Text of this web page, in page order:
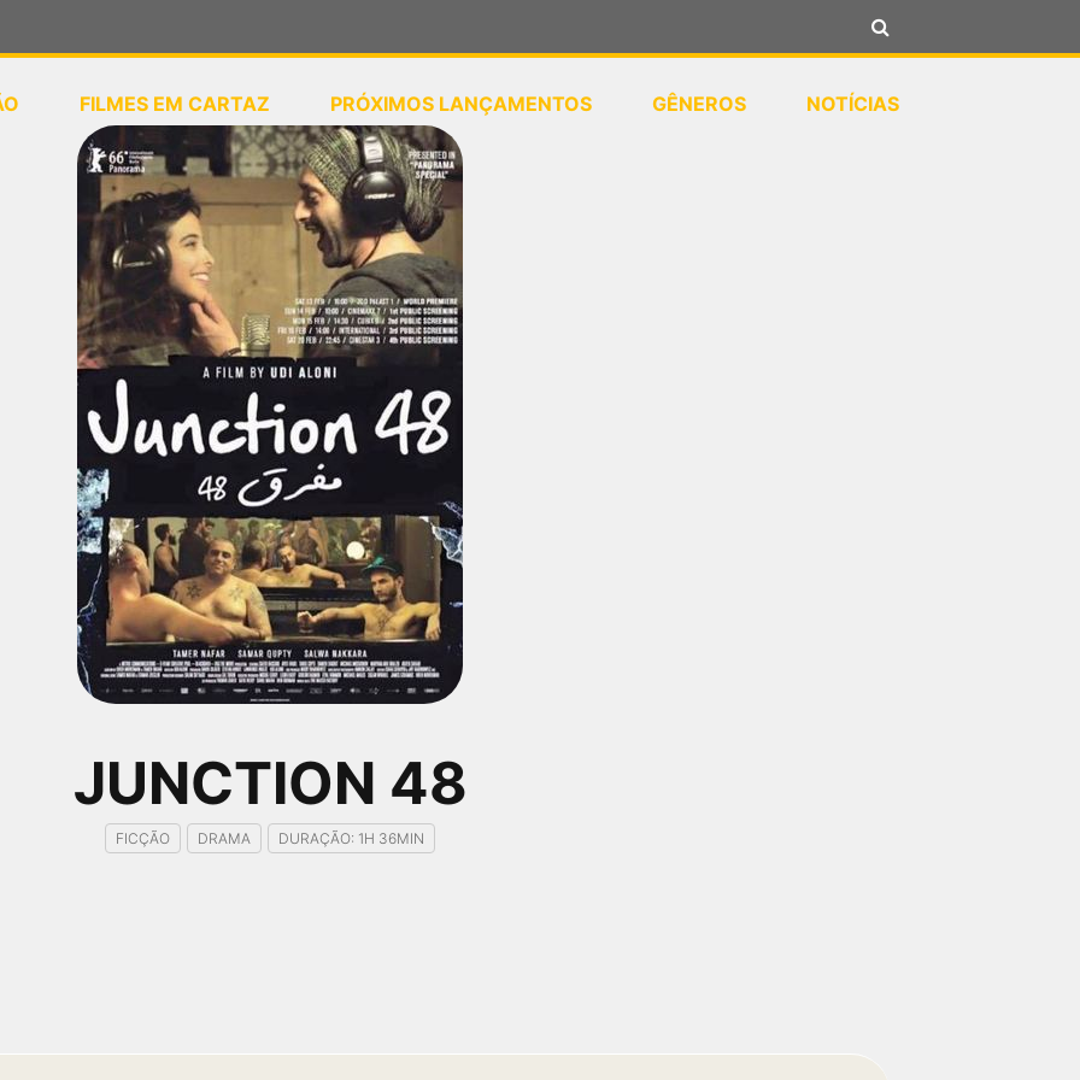
ou selecione sua localização
FILMES EM CARTAZ PRÓXIMOS LANÇAMENTOS GÊNEROS NOTÍCIAS
JUNCTION 48
FICÇÃO DRAMA DURAÇÃO: 1H 36MIN